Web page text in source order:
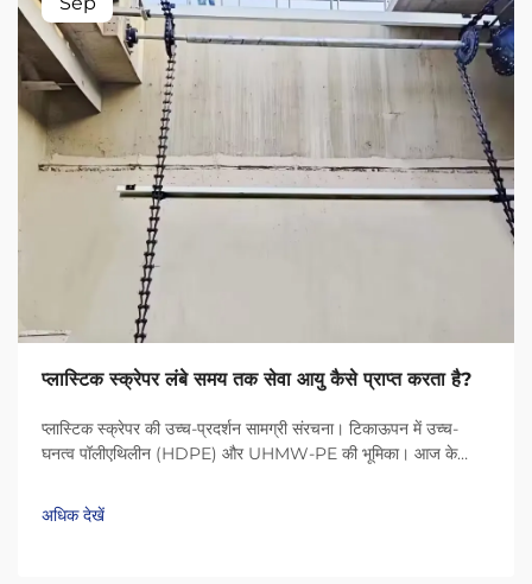
प्लास्टिक स्क्रेपर लंबे समय तक सेवा आयु कैसे प्राप्त करता है?
प्लास्टिक स्क्रेपर की उच्च-प्रदर्शन सामग्री संरचना। टिकाऊपन में उच्च-
घनत्व पॉलीएथिलीन (HDPE) और UHMW-PE की भूमिका। आज के
(अल्ट्रा-हाई मॉलिक्यूलर वेट पॉलीएथिलीन) जैसी सामग्री के कारण बहुत लंबे
समय तक चलते हैं...
अधिक देखें